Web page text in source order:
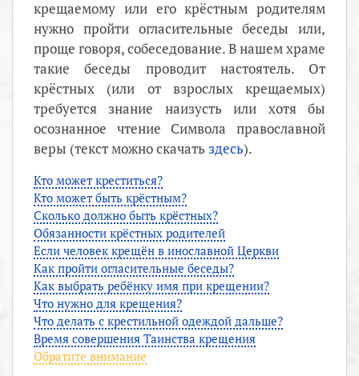
крещаемому или его крёстным родителям
нужно пройти огласительные беседы или,
проще говоря, собеседование. В нашем храме
такие беседы проводит настоятель. От
крёстных (или от взрослых крещаемых)
требуется знание наизусть или хотя бы
осознанное чтение Символа православной
веры (текст можно скачать здесь).
Кто может креститься?
Кто может быть крёстным?
Сколько должно быть крёстных?
Обязанности крёстных родителей
Если человек крещён в инославной Церкви
Как пройти огласительные беседы?
Как выбрать ребёнку имя при крещении?
Что нужно для крещения?
Что делать с крестильной одеждой дальше?
Время совершения Таинства крещения
Обратите внимание